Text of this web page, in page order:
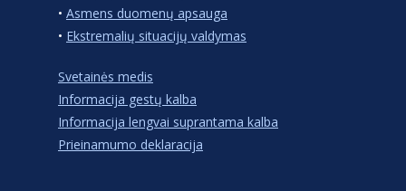
• Asmens duomenų apsauga
• Ekstremalių situacijų valdymas
Svetainės medis
Informacija gestų kalba
Informacija lengvai suprantama kalba
Prieinamumo deklaracija